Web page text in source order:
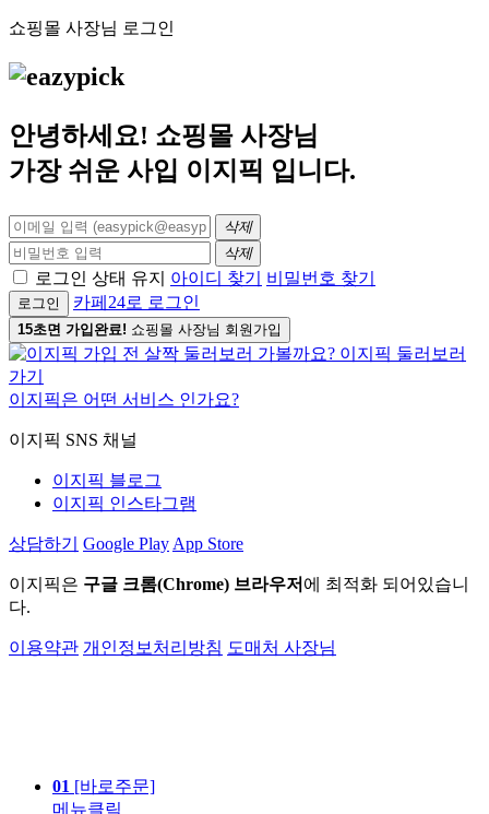
쇼핑몰 사장님 로그인
안녕하세요! 쇼핑몰 사장님
가장 쉬운 사입 이지픽 입니다.
삭제
삭제
로그인 상태 유지 아이디 찾기 비밀번호 찾기
로그인 카페24로 로그인
15초면 가입완료! 쇼핑몰 사장님 회원가입
이지픽은 어떤 서비스 인가요?
이지픽 SNS 채널
이지픽 블로그
이지픽 인스타그램
상담하기 Google Play App Store
이지픽은 구글 크롬(Chrome) 브라우저 에 최적화 되어있습니
다.
이용약관 개인정보처리방침 도매처 사장님
01 [바로주문]
메뉴클릭